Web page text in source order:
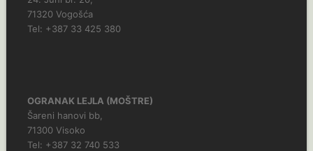
71320 Vogošća
Tel: +387 33 425 380
OGRANAK LEJLA (MOŠTRE)
Šareni hanovi bb,
71300 Visoko
Tel: +387 32 740 533